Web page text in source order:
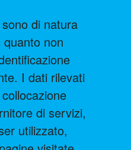
di natura
non
I dati rilevati
di servizi,
utilizzato,